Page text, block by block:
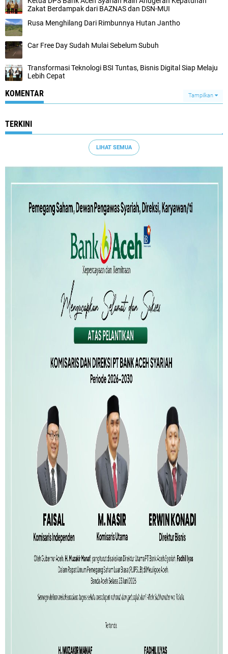
Zakat Berdampak dari BAZNAS dan DSN-MUI
Rusa Menghilang Dari Rimbunnya Hutan Jantho
Car Free Day Sudah Mulai Sebelum Subuh
Transformasi Teknologi BSI Tuntas, Bisnis Digital Siap Melaju
Lebih Cepat
KOMENTAR Tampilkan
TERKINI
LIHAT SEMUA